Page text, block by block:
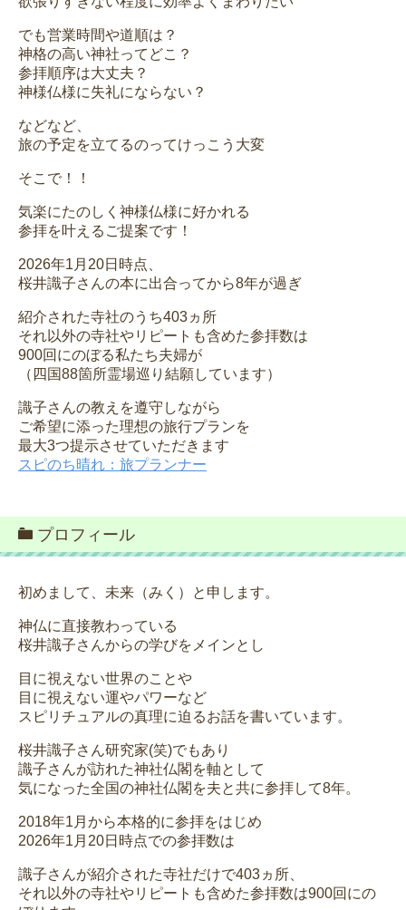
でも営業時間や道順は？
神格の高い神社ってどこ？
参拝順序は大丈夫？
神様仏様に失礼にならない？
などなど、
旅の予定を立てるのってけっこう大変
そこで！！
気楽にたのしく神様仏様に好かれる
参拝を叶えるご提案です！
2026年1月20日時点、
桜井識子さんの本に出合ってから8年が過ぎ
紹介された寺社のうち403ヵ所
それ以外の寺社やリピートも含めた参拝数は
900回にのぼる私たち夫婦が
（四国88箇所霊場巡り結願しています）
識子さんの教えを遵守しながら
ご希望に添った理想の旅行プランを
最大3つ提示させていただきます
スピのち晴れ：旅プランナー
プロフィール
初めまして、未来（みく）と申します。
神仏に直接教わっている
桜井識子さんからの学びをメインとし
目に視えない世界のことや
目に視えない運やパワーなど
スピリチュアルの真理に迫るお話を書いています。
桜井識子さん研究家(笑)でもあり
識子さんが訪れた神社仏閣を軸として
気になった全国の神社仏閣を夫と共に参拝して8年。
2018年1月から本格的に参拝をはじめ
2026年1月20日時点での参拝数は
識子さんが紹介された寺社だけで403ヵ所、
それ以外の寺社やリピートも含めた参拝数は900回にの